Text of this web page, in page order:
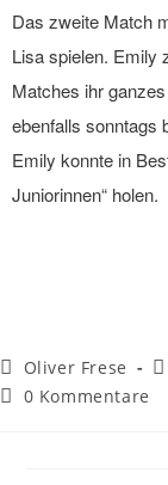
Das zweite Match
Lisa spielen. Emily
Matches ihr
ebenfalls sonntags
Emily konnte in
Juniorinnen“ holen.
Oliver Frese
0 Kommentare